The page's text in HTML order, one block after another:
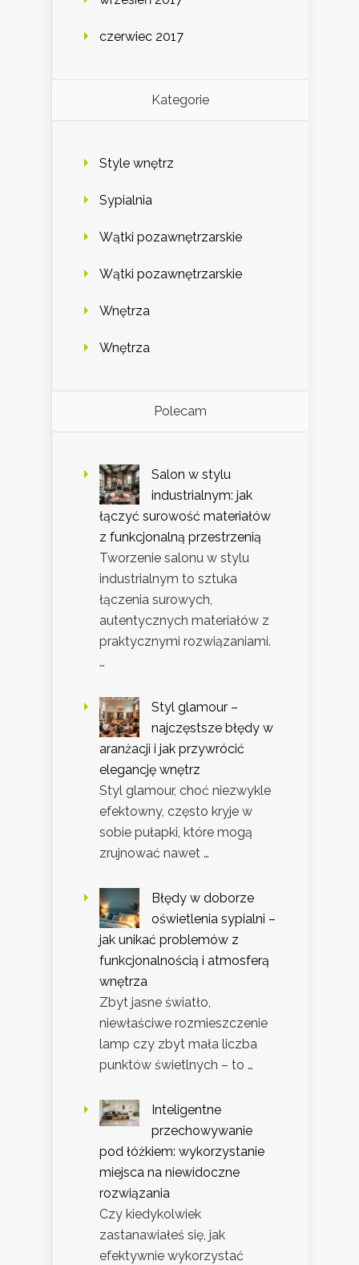
czerwiec 2017
Kategorie
Style wnętrz
Sypialnia
Wątki pozawnętrzarskie
Wątki pozawnętrzarskie
Wnętrza
Wnętrza
Polecam
Salon w stylu
industrialnym: jak
łączyć surowość materiałów
z funkcjonalną przestrzenią
Tworzenie salonu w stylu
industrialnym to sztuka
łączenia surowych,
autentycznych materiałów z
praktycznymi rozwiązaniami.
…
Styl glamour –
najczęstsze błędy w
aranżacji i jak przywrócić
elegancję wnętrz
Styl glamour, choć niezwykle
efektowny, często kryje w
sobie pułapki, które mogą
zrujnować nawet …
Błędy w doborze
oświetlenia sypialni –
jak unikać problemów z
funkcjonalnością i atmosferą
wnętrza
Zbyt jasne światło,
niewłaściwe rozmieszczenie
lamp czy zbyt mała liczba
punktów świetlnych – to …
Inteligentne
przechowywanie
pod łóżkiem: wykorzystanie
miejsca na niewidoczne
rozwiązania
Czy kiedykolwiek
zastanawiałeś się, jak
efektywnie wykorzystać